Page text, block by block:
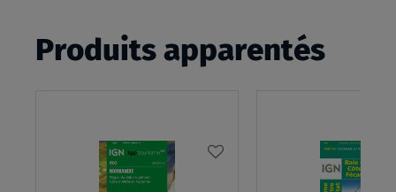
Produits apparentés